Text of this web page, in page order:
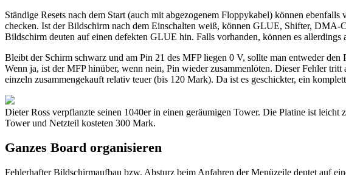
Ständige Resets nach dem Start (auch mit abgezogenem Floppykabel) können
checken. Ist der Bildschirm nach dem Einschalten weiß, können GLUE, Shifter, DMA-
Bildschirm deuten auf einen defekten GLUE hin. Falls vorhanden, können es allerdings
Bleibt der Schirm schwarz und am Pin 21 des MFP liegen 0 V, sollte man entweder
Wenn ja, ist der MFP hinüber, wenn nein, Pin wieder zusammenlöten. Dieser Fehler
einzeln zusammengekauft relativ teuer (bis 120 Mark). Da ist es geschickter, ein
Dieter Ross verpflanzte seinen 1040er in einen geräumigen Tower. Die Platine ist
Tower und Netzteil kosteten 300 Mark.
Ganzes Board organisieren
Fehlerhafter Bildschirmaufbau bzw. Absturz beim Anfahren der Menüzeile deutet auf